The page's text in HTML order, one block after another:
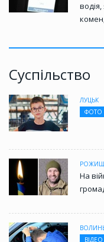
Суспільство
ЛУЦЬК
ФОТО
На
ВІДЕО